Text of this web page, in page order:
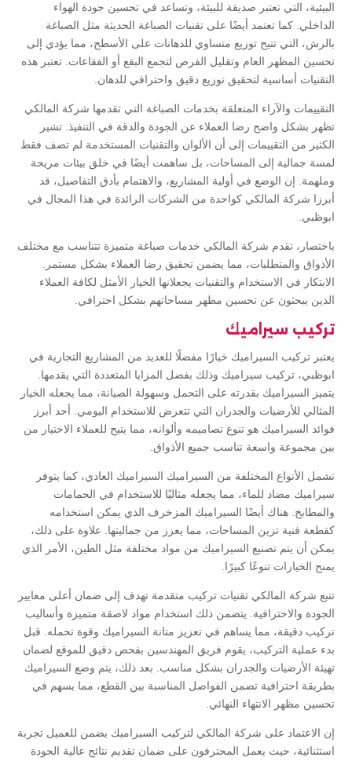
البيئية، التي تعتبر صديقة للبيئة، وتساعد في تحسين جودة الهواء
الداخلي. كما تعتمد أيضًا على تقنيات الصباغة الحديثة مثل الصباغة
بالرش، التي تتيح توزيع متساوي للدهانات على الأسطح، مما يؤدي إلى
تحسين المظهر العام وتقليل الفرص لتجمع البقع أو الفقاعات. تعتبر هذه
التقنيات أساسية لتحقيق توزيع دقيق واحترافي للدهان.
التقييمات والآراء المتعلقة بخدمات الصباغة التي تقدمها شركة المالكي
تظهر بشكل واضح رضا العملاء عن الجودة والدقة في التنفيذ. تشير
الكثير من التقييمات إلى أن الألوان والتقنيات المستخدمة لم تضف فقط
لمسة جمالية إلى المساحات، بل ساهمت أيضًا في خلق بيئات مريحة
وملهمة. إن الوضع في أولية المشاريع، والاهتمام بأدق التفاصيل، قد
أبرزا شركة المالكي كواحدة من الشركات الرائدة في هذا المجال في
ابوظبي.
باختصار، تقدم شركة المالكي خدمات صباغة متميزة تتناسب مع مختلف
الأذواق والمتطلبات، مما يضمن تحقيق رضا العملاء بشكل مستمر.
الابتكار في الاستخدام والتقنيات يجعلانها الخيار الأمثل لكافة العملاء
الذين يبحثون عن تحسين مظهر مساحاتهم بشكل احترافي.
تركيب سيراميك
يعتبر تركيب السيراميك خيارًا مفضلًا للعديد من المشاريع التجارية في
ابوظبي، تركيب سيراميك وذلك بفضل المزايا المتعددة التي يقدمها.
يتميز السيراميك بقدرته على التحمل وسهولة الصيانة، مما يجعله الخيار
المثالي للأرضيات والجدران التي تتعرض للاستخدام اليومي. أحد أبرز
فوائد السيراميك هو تنوع تصاميمه وألوانه، مما يتيح للعملاء الاختيار من
بين مجموعة واسعة تناسب جميع الأذواق.
تشمل الأنواع المختلفة من السيراميك السيراميك العادي، كما يتوفر
سيراميك مضاد للماء، مما يجعله مثاليًا للاستخدام في الحمامات
والمطابخ. هناك أيضًا السيراميك المزخرف الذي يمكن استخدامه
كقطعة فنية تزين المساحات، مما يعزز من جماليتها. علاوة على ذلك،
يمكن أن يتم تصنيع السيراميك من مواد مختلفة مثل الطين، الأمر الذي
يمنح الخيارات تنوعًا كبيرًا.
تتبع شركة المالكي تقنيات تركيب متقدمة تهدف إلى ضمان أعلى معايير
الجودة والاحترافية. يتضمن ذلك استخدام مواد لاصقة متميزة وأساليب
تركيب دقيقة، مما يساهم في تعزيز متانة السيراميك وقوة تحمله. قبل
بدء عملية التركيب، يقوم فريق المهندسين بفحص دقيق للموقع لضمان
تهيئة الأرضيات والجدران بشكل مناسب. بعد ذلك، يتم وضع السيراميك
بطريقة احترافية تضمن الفواصل المناسبة بين القطع، مما يسهم في
تحسين مظهر الانتهاء النهائي.
إن الاعتماد على شركة المالكي لتركيب السيراميك يضمن للعميل تجربة
استثنائية، حيث يعمل المحترفون على ضمان تقديم نتائج عالية الجودة